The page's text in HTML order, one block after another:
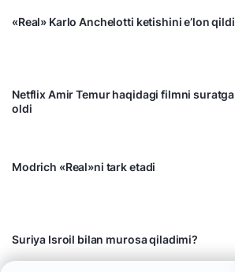
«Real» Karlo Anchelotti ketishini e’lon qildi
Netflix Amir Temur haqidagi filmni suratga
oldi
Modrich «Real»ni tark etadi
Suriya Isroil bilan murosa qiladimi?